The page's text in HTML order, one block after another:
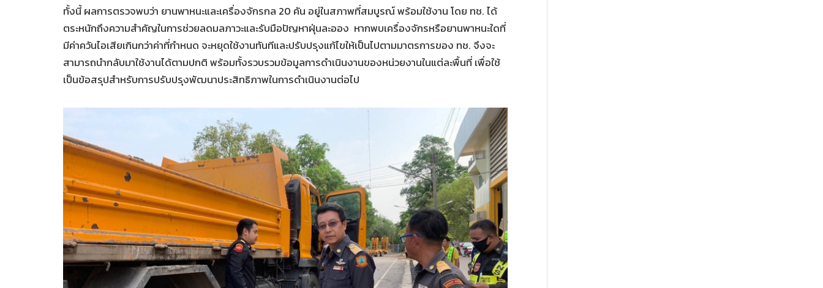
ทั้งนี้ ผลการตรวจพบว่า ยานพาหนะและเครื่องจักรกล 20 คัน อยู่ในสภาพที่สมบูรณ์ พร้อมใช้งาน โดย ทช. ได้
ตระหนักถึงความสำคัญในการช่วยลดมลภาวะและรับมือปัญหาฝุ่นละออง หากพบเครื่องจักรหรือยานพาหนะใดที่
มีค่าควันไอเสียเกินกว่าค่าที่กำหนด จะหยุดใช้งานทันทีและปรับปรุงแก้ไขให้เป็นไปตามมาตรการของ ทช. จึงจะ
สามารถนำกลับมาใช้งานได้ตามปกติ พร้อมทั้งรวบรวมข้อมูลการดำเนินงานของหน่วยงานในแต่ละพื้นที่ เพื่อใช้
เป็นข้อสรุปสำหรับการปรับปรุงพัฒนาประสิทธิภาพในการดำเนินงานต่อไป